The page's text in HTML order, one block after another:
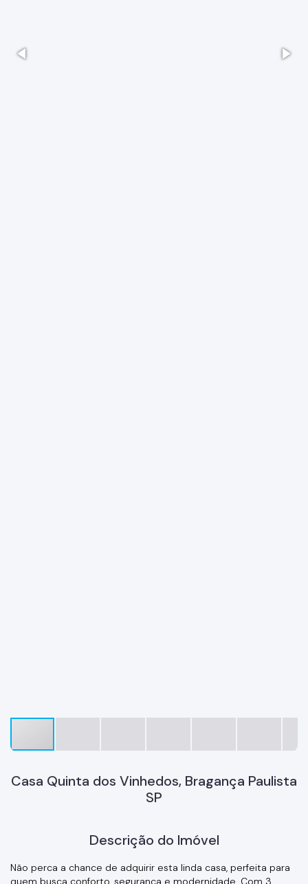
Casa Quinta dos Vinhedos, Bragança Paulista
SP
Descrição do Imóvel
Não perca a chance de adquirir esta linda casa, perfeita para
quem busca conforto, segurança e modernidade. Com 3